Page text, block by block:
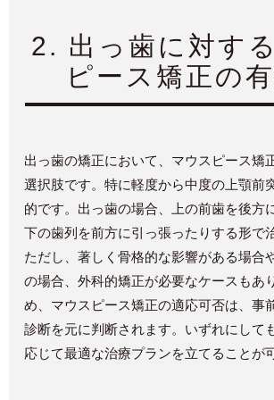
2. 出っ歯に対す
ピース矯正の
出っ歯の矯正において、マウスピース矯
選択肢です。特に軽度から中度の上顎前
的です。出っ歯の場合、上の前歯を後方
下の歯列を前方に引っ張ったりする形で
ただし、著しく骨格的な影響がある場合
の場合、外科的矯正が必要なケースもあ
め、マウスピース矯正の適応可否は、事
診断を元に判断されます。いずれにして
応じて最適な治療プランを立てることが